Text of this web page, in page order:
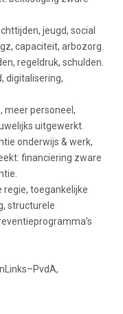
jeugd, social
capaciteit, arbozorg.
regeldruk, schulden.
digitalisering,
meer personeel,
uitgewerkt.
onderwijs & werk,
financiering zware
regie, toegankelijke
structurele